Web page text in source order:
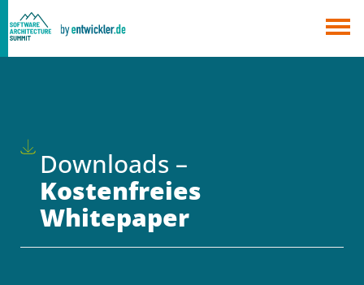
Downloads –
Kostenfreies
Whitepaper
×
Berlin